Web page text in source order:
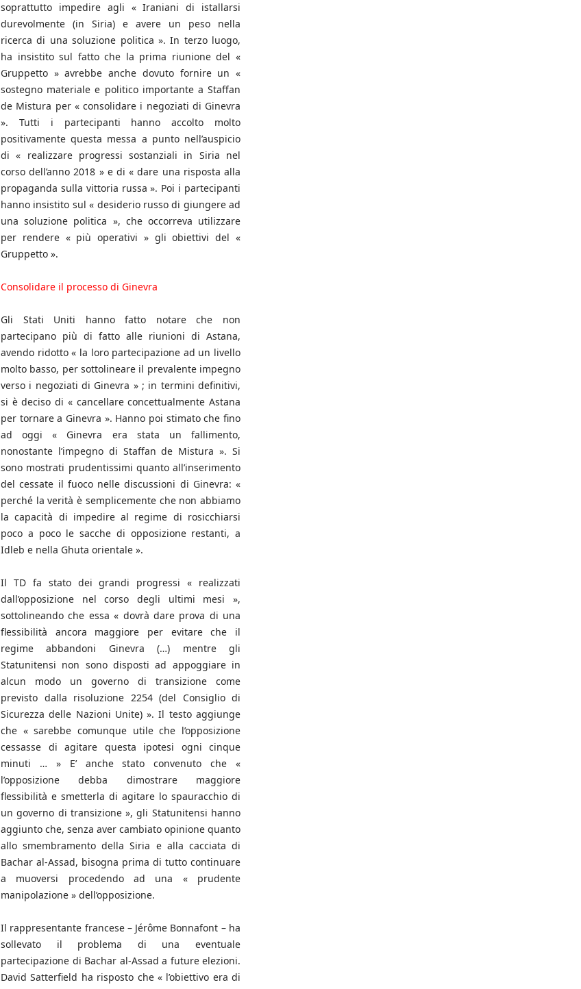
soprattutto impedire agli « Iraniani di istallarsi
durevolmente (in Siria) e avere un peso nella
ricerca di una soluzione politica ». In terzo luogo,
ha insistito sul fatto che la prima riunione del «
Gruppetto » avrebbe anche dovuto fornire un «
sostegno materiale e politico importante a Staffan
de Mistura per « consolidare i negoziati di Ginevra
». Tutti i partecipanti hanno accolto molto
positivamente questa messa a punto nell’auspicio
di « realizzare progressi sostanziali in Siria nel
corso dell’anno 2018 » e di « dare una risposta alla
propaganda sulla vittoria russa ». Poi i partecipanti
hanno insistito sul « desiderio russo di giungere ad
una soluzione politica », che occorreva utilizzare
per rendere « più operativi » gli obiettivi del «
Gruppetto ».
Consolidare il processo di Ginevra
Gli Stati Uniti hanno fatto notare che non
partecipano più di fatto alle riunioni di Astana,
avendo ridotto « la loro partecipazione ad un livello
molto basso, per sottolineare il prevalente impegno
verso i negoziati di Ginevra » ; in termini definitivi,
si è deciso di « cancellare concettualmente Astana
per tornare a Ginevra ». Hanno poi stimato che fino
ad oggi « Ginevra era stata un fallimento,
nonostante l’impegno di Staffan de Mistura ». Si
sono mostrati prudentissimi quanto all’inserimento
del cessate il fuoco nelle discussioni di Ginevra: «
perché la verità è semplicemente che non abbiamo
la capacità di impedire al regime di rosicchiarsi
poco a poco le sacche di opposizione restanti, a
Idleb e nella Ghuta orientale ».
Il TD fa stato dei grandi progressi « realizzati
dall’opposizione nel corso degli ultimi mesi »,
sottolineando che essa « dovrà dare prova di una
flessibilità ancora maggiore per evitare che il
regime abbandoni Ginevra (…) mentre gli
Statunitensi non sono disposti ad appoggiare in
alcun modo un governo di transizione come
previsto dalla risoluzione 2254 (del Consiglio di
Sicurezza delle Nazioni Unite) ». Il testo aggiunge
che « sarebbe comunque utile che l’opposizione
cessasse di agitare questa ipotesi ogni cinque
minuti … » E’ anche stato convenuto che «
l’opposizione debba dimostrare maggiore
flessibilità e smetterla di agitare lo spauracchio di
un governo di transizione », gli Statunitensi hanno
aggiunto che, senza aver cambiato opinione quanto
allo smembramento della Siria e alla cacciata di
Bachar al-Assad, bisogna prima di tutto continuare
a muoversi procedendo ad una « prudente
manipolazione » dell’opposizione.
Il rappresentante francese – Jérôme Bonnafont – ha
sollevato il problema di una eventuale
partecipazione di Bachar al-Assad a future elezioni.
David Satterfield ha risposto che « l’obiettivo era di